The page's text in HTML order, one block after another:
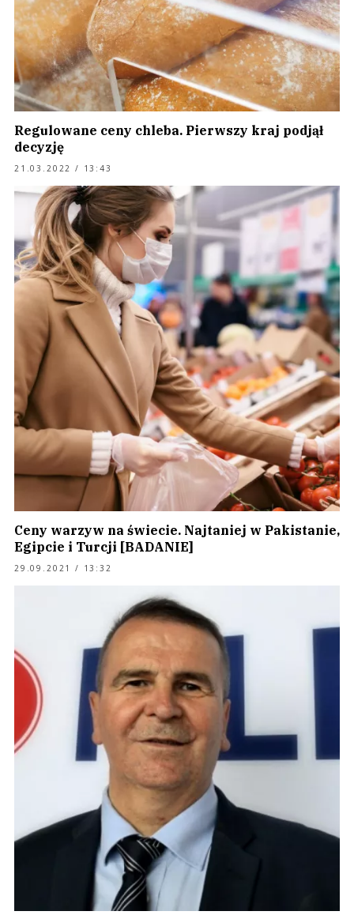
Regulowane ceny chleba. Pierwszy kraj podjął
decyzję
21.03.2022 / 13:43
Ceny warzyw na świecie. Najtaniej w Pakistanie,
Egipcie i Turcji [BADANIE]
29.09.2021 / 13:32